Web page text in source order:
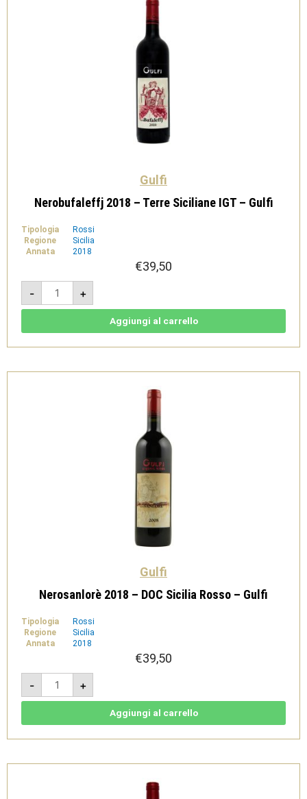
Gulfi
Nerobufaleffj 2018 – Terre Siciliane IGT – Gulfi
Tipologia
Rossi
Regione
Sicilia
Annata
2018
€39,50
-
Nerobufaleffj
2018
-
Terre
Gulfi
+
Aggiungi al carrello
Gulfi
Nerosanlorè 2018 – DOC Sicilia Rosso – Gulfi
Tipologia
Rossi
Regione
Sicilia
Annata
2018
€39,50
-
Nerosanlorè
2018
-
DOC
Gulfi
+
Aggiungi al carrello